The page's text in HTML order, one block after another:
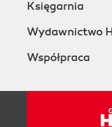
własnych potrzeb
Zmiana
Księgarnia
Wydawnictwo
Współpraca